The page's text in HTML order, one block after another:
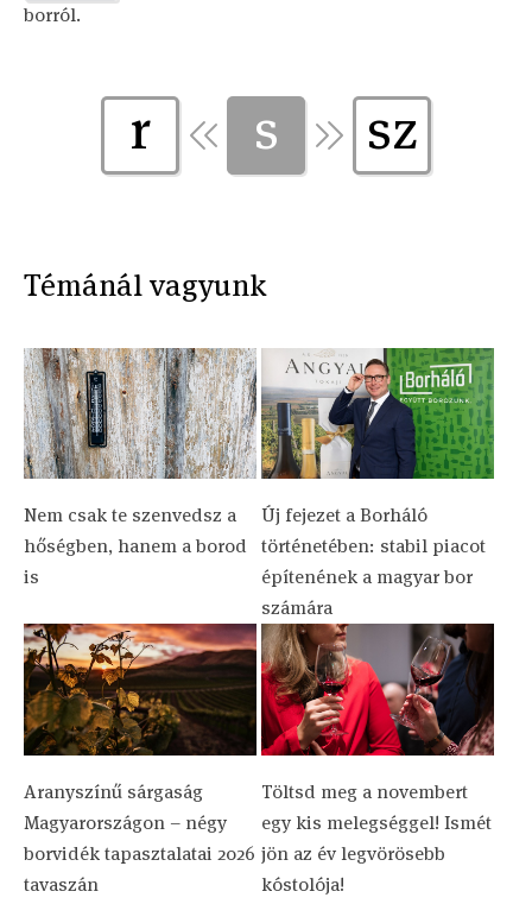
borról.
r s sz
Témánál vagyunk
Nem csak te szenvedsz a
hőségben, hanem a borod
is
Új fejezet a Borháló
történetében: stabil piacot
építenének a magyar bor
számára
Aranyszínű sárgaság
Magyarországon – négy
borvidék tapasztalatai 2026
tavaszán
Töltsd meg a novembert
egy kis melegséggel! Ismét
jön az év legvörösebb
kóstolója!